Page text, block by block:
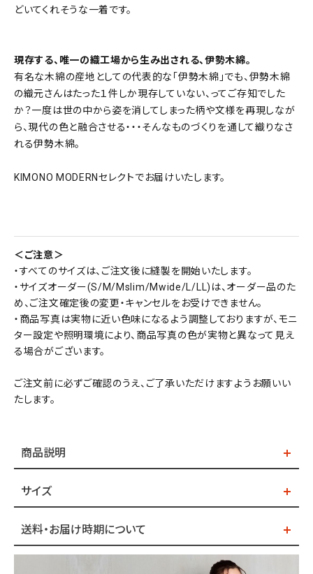
どいてくれそうな一着です。
現存する、唯一の織工場から生み出される、伊勢木綿。
有名な木綿の産地としての代表的な「伊勢木綿」でも、伊勢木綿
の織元さんはたった１件しか現存していない、ってご存知でした
か？一度は世の中から姿を消してしまった柄や文様を再現しなが
ら、現代の色と融合させる・・・そんなものづくりを通して織りなさ
れる伊勢木綿。
KIMONO MODERNセレクトでお届けいたします。
＜ご注意＞
・すべてのサイズは、ご注文後に縫製を開始いたします。
・サイズオーダー(S/M/Mslim/Mwide/L/LL)は、オーダー品のた
め、ご注文確定後の変更・キャンセルをお受けできません。
・商品写真は実物に近い色味になるよう調整しておりますが、モニ
ター設定や照明環境により、商品写真の色が実物と異なって見え
る場合がございます。
ご注文前に必ずご確認のうえ、ご了承いただけますようお願いい
たします。
商品説明
サイズ
送料・お届け時期について